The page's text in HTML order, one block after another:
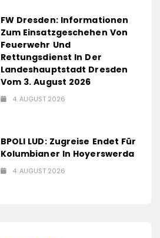
FW Dresden: Informationen
Zum Einsatzgeschehen Von
Feuerwehr Und
Rettungsdienst In Der
Landeshauptstadt Dresden
Vom 3. August 2026
4. AUGUST 2026
BPOLI LUD: Zugreise Endet Für
Kolumbianer In Hoyerswerda
4. AUGUST 2026